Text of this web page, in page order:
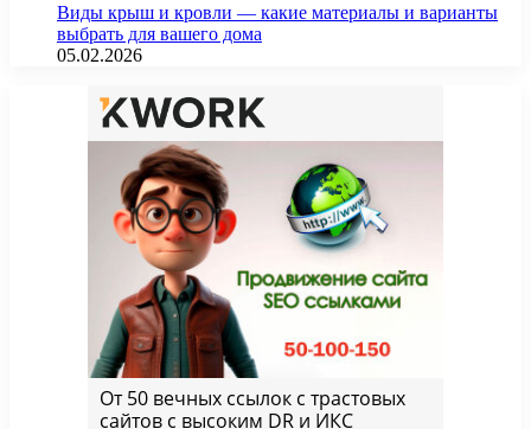
Виды крыш и кровли — какие материалы и варианты
выбрать для вашего дома
05.02.2026